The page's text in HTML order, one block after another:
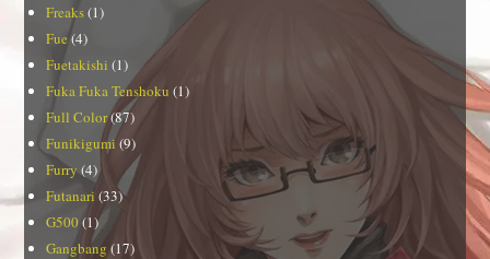
Freaks(1)
Fue(4)
Fuetakishi (1)
Fuka Fuka Tenshoku (1)
Full Color(87)
Funikigumi(9)
Furry (4)
Futanari (33)
G500 (1)
Gangbang (17)